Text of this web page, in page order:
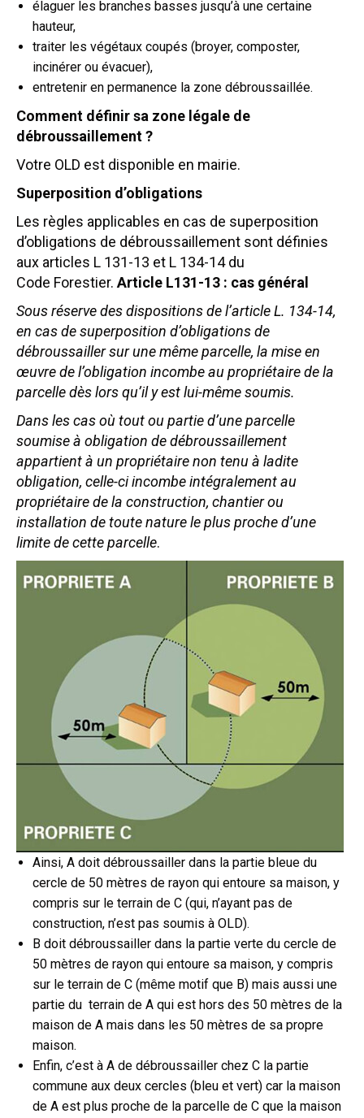
élaguer les branches basses jusqu’à une certaine
hauteur,
traiter les végétaux coupés (broyer, composter,
incinérer ou évacuer),
entretenir en permanence la zone débroussaillée.
Comment définir sa zone légale de
débroussaillement ?
Votre OLD est disponible en mairie.
Superposition d’obligations
Les règles applicables en cas de superposition
d’obligations de débroussaillement sont définies
aux articles L 131-13 et L 134-14 du
Code Forestier.Article L131-13 : cas général
Sous réserve des dispositions de l’article L. 134-14,
en cas de superposition d’obligations de
débroussailler sur une même parcelle, la mise en
œuvre de l’obligation incombe au propriétaire de la
parcelle dès lors qu’il y est lui-même soumis.
Dans les cas où tout ou partie d’une parcelle
soumise à obligation de débroussaillement
appartient à un propriétaire non tenu à ladite
obligation, celle-ci incombe intégralement au
propriétaire de la construction, chantier ou
installation de toute nature le plus proche d’une
limite de cette parcelle.
Ainsi, A doit débroussailler dans la partie bleue du
cercle de 50 mètres de rayon qui entoure sa maison, y
compris sur le terrain de C (qui, n’ayant pas de
construction, n’est pas soumis à OLD).
B doit débroussailler dans la partie verte du cercle de
50 mètres de rayon qui entoure sa maison, y compris
sur le terrain de C (même motif que B) mais aussi une
partie du terrain de A qui est hors des 50 mètres de la
maison de A mais dans les 50 mètres de sa propre
maison.
Enfin, c’est à A de débroussailler chez C la partie
commune aux deux cercles (bleu et vert) car la maison
de A est plus proche de la parcelle de C que la maison